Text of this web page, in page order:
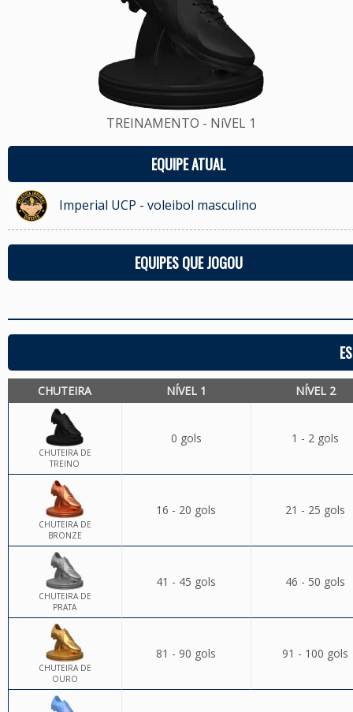
TREINAMENTO - NíVEL 1
EQUIPE ATUAL
Imperial UCP - voleibol masculino
EQUIPES QUE JOGOU
CHUTEIRA NÍVEL 1 NÍVEL 2
CHUTEIRA DE
TREINO
0 gols 1 - 2 gols
CHUTEIRA DE
BRONZE
16 - 20 gols 21 - 25 gols
CHUTEIRA DE
PRATA
41 - 45 gols 46 - 50 gols
CHUTEIRA DE
OURO
81 - 90 gols 91 - 100 gols